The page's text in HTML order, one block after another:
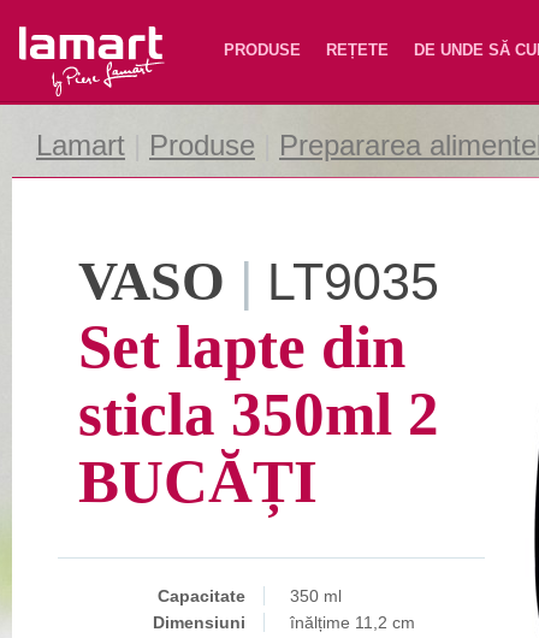
Lamart PRODUSE REȚETE DE UNDE SĂ
Lamart Produse Prepararea
VASO | LT9035
Set lapte din
sticla 350ml 2
BUCĂȚI
Capacitate
350 ml
Dimensiuni
înălțime 11,2 cm